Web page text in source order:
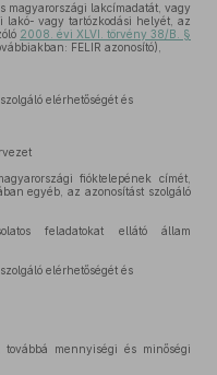
magyarországi lakcímadatát, vagy
lakó- vagy tartózkodási helyét, az
2008. évi XLVI. törvény 38/B. §
FELIR azonosító),
elérhetőségét és
fióktelepének címét,
egyéb, az azonosítást szolgáló
feladatokat ellátó állam
elérhetőségét és
mennyiségi és minőségi